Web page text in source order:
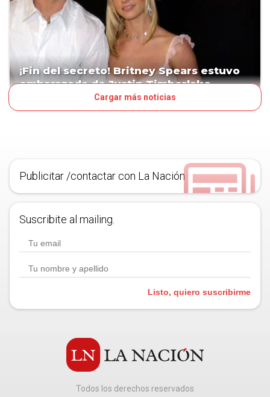
¡Fin del secreto! Britney Spears estuvo
embarazada de Justin Timberlake
Cargar más noticias
Publicitar /contactar con La Nación
Suscribite al mailing.
Listo, quiero suscribirme
Todos los derechos reservados